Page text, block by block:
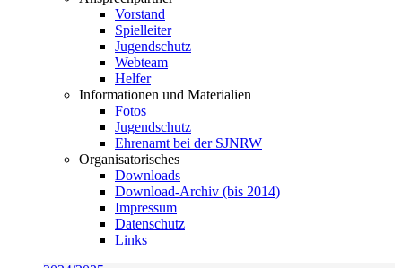
Vorstand
Spielleiter
Jugendschutz
Webteam
Helfer
Informationen und Materialien
Fotos
Jugendschutz
Ehrenamt bei der SJNRW
Organisatorisches
Downloads
Download-Archiv (bis 2014)
Impressum
Datenschutz
Links